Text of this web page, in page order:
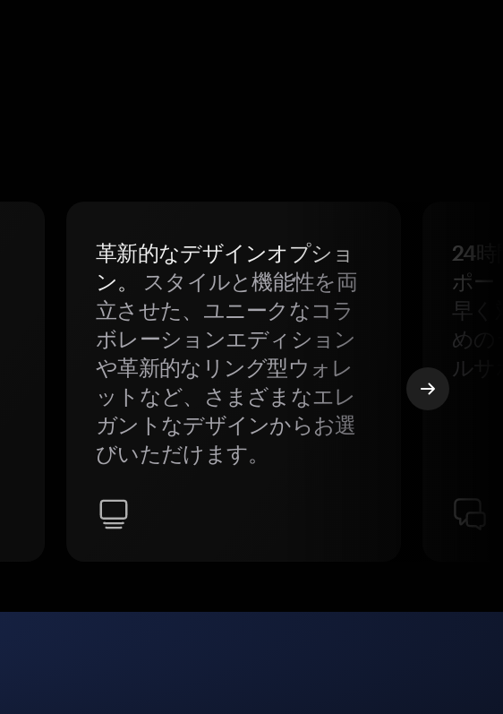
革新的なデザインオプショ
ン。
スタイルと機能性を両
立させた、ユニークなコラ
ボレーションエディション
や革新的なリング型ウォレ
ットなど、さまざまなエレ
ガントなデザインからお選
びいただけます。
24
ポー
早く
めの
ルサ